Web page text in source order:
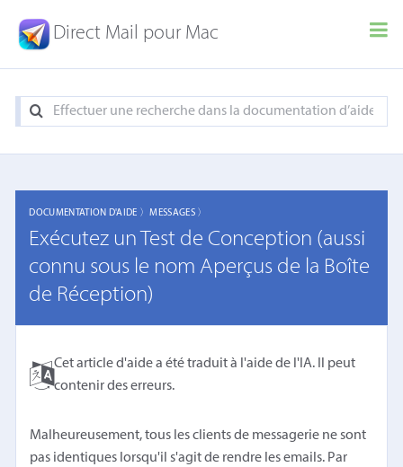
Direct Mail pour Mac
DOCUMENTATION D'AIDE 〉MESSAGES 〉
Exécutez un Test de Conception (aussi
connu sous le nom Aperçus de la Boîte
de Réception)
Cet article d'aide a été traduit à l'aide de l'IA. Il peut
contenir des erreurs.
Malheureusement, tous les clients de messagerie ne sont
pas identiques lorsqu'il s'agit de rendre les emails. Par